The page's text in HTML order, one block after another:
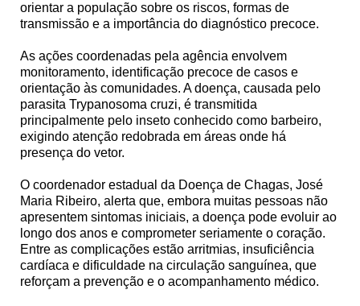
orientar a população sobre os riscos, formas de
transmissão e a importância do diagnóstico precoce.
As ações coordenadas pela agência envolvem
monitoramento, identificação precoce de casos e
orientação às comunidades. A doença, causada pelo
parasita Trypanosoma cruzi, é transmitida
principalmente pelo inseto conhecido como barbeiro,
exigindo atenção redobrada em áreas onde há
presença do vetor.
O coordenador estadual da Doença de Chagas, José
Maria Ribeiro, alerta que, embora muitas pessoas não
apresentem sintomas iniciais, a doença pode evoluir ao
longo dos anos e comprometer seriamente o coração.
Entre as complicações estão arritmias, insuficiência
cardíaca e dificuldade na circulação sanguínea, que
reforçam a prevenção e o acompanhamento médico.